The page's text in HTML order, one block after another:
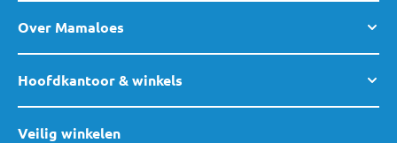
Over Mamaloes
Hoofdkantoor & winkels
Veilig winkelen